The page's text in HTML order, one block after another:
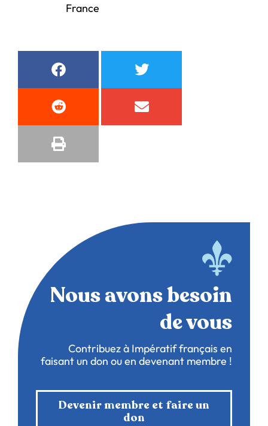
France
Nous avons besoin
de vous
Contribuez à Impératif français en
faisant un don ou en devenant membre !
Devenir membre et faire un
don